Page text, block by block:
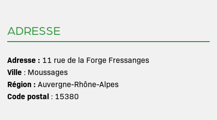
ADRESSE
Adresse : 11 rue de la Forge Fressanges
Ville : Moussages
Région : Auvergne-Rhône-Alpes
Code postal : 15380